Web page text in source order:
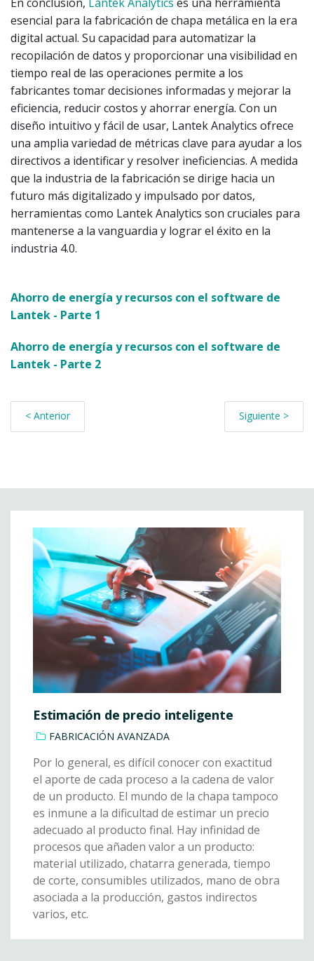
esencial para la fabricación de chapa metálica en la era
digital actual. Su capacidad para automatizar la
recopilación de datos y proporcionar una visibilidad en
tiempo real de las operaciones permite a los
fabricantes tomar decisiones informadas y mejorar la
eficiencia, reducir costos y ahorrar energía. Con un
diseño intuitivo y fácil de usar, Lantek Analytics ofrece
una amplia variedad de métricas clave para ayudar a los
directivos a identificar y resolver ineficiencias. A medida
que la industria de la fabricación se dirige hacia un
futuro más digitalizado y impulsado por datos,
herramientas como Lantek Analytics son cruciales para
mantenerse a la vanguardia y lograr el éxito en la
industria 4.0.
Ahorro de energía y recursos con el software de
Lantek - Parte 1
Ahorro de energía y recursos con el software de
Lantek - Parte 2
< Anterior Siguiente >
Estimación de precio inteligente
FABRICACIÓN AVANZADA
Por lo general, es difícil conocer con exactitud
el aporte de cada proceso a la cadena de valor
de un producto. El mundo de la chapa tampoco
es inmune a la dificultad de estimar un precio
adecuado al producto final. Hay infinidad de
procesos que añaden valor a un producto:
material utilizado, chatarra generada, tiempo
de corte, consumibles utilizados, mano de obra
asociada a la producción, gastos indirectos
varios, etc.